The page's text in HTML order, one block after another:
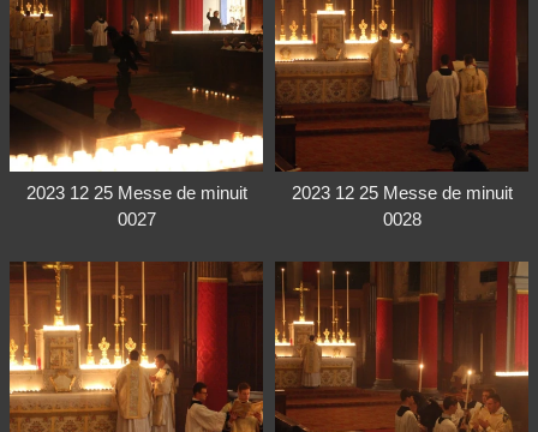
2023 12 25 Messe de minuit
0027
2023 12 25 Messe de minuit
0028